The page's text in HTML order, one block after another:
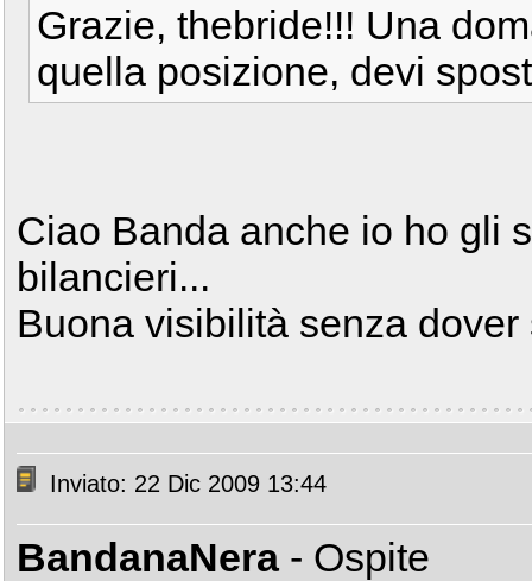
Grazie, thebride!!! Una
quella posizione, devi
Ciao Banda anche io ho gli
bilancieri...
Buona visibilità senza
Inviato: 22 Dic 2009 13:44
BandanaNera - Ospite